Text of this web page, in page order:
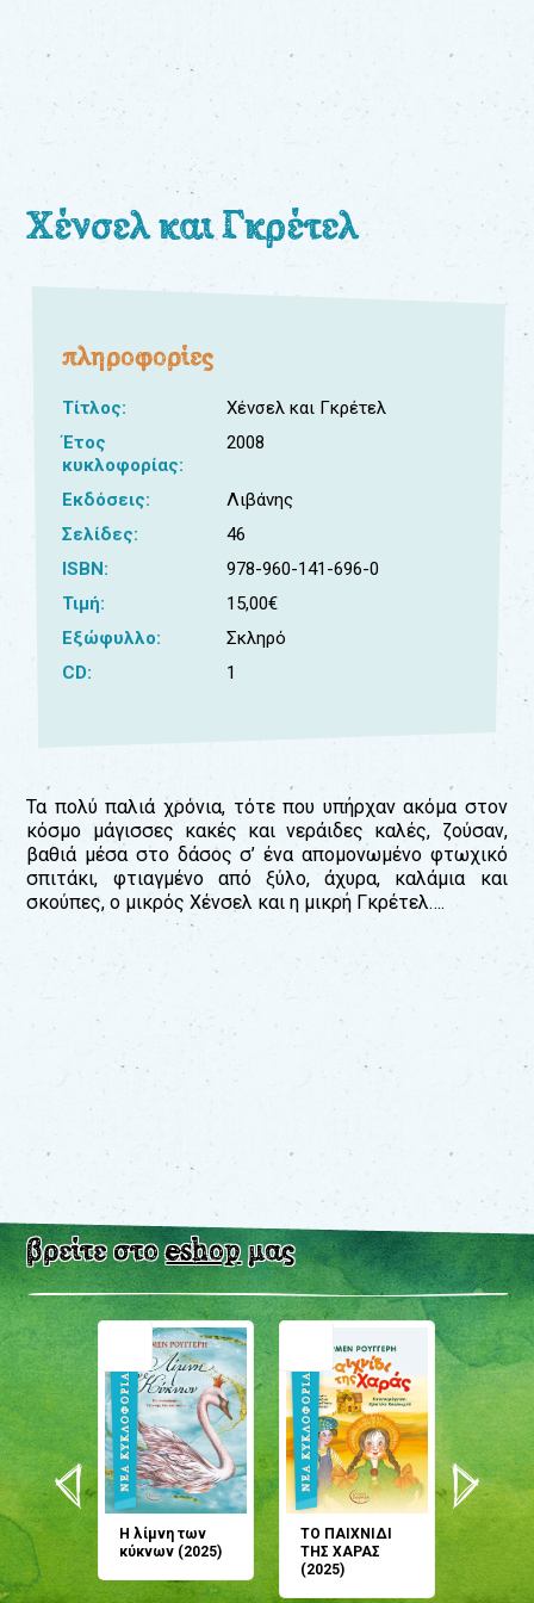
Χένσελ και Γκρέτελ
πληροφορίες
Τίτλος:
Χένσελ και Γκρέτελ
Έτος
κυκλοφορίας:
2008
Εκδόσεις:
Λιβάνης
Σελίδες:
46
ISBN:
978-960-141-696-0
Τιμή:
15,00€
Εξώφυλλο:
Σκληρό
CD:
1
Τα πολύ παλιά χρόνια, τότε που υπήρχαν ακόμα στον
κόσμο μάγισσες κακές και νεράιδες καλές, ζούσαν,
βαθιά μέσα στο δάσος σ’ ένα απομονωμένο φτωχικό
σπιτάκι, φτιαγμένο από ξύλο, άχυρα, καλάμια και
σκούπες, ο μικρός Χένσελ και η μικρή Γκρέτελ….
βρείτε στοeshopμας
Η λίμνη των
κύκνων (2025)
ΤΟ ΠΑΙΧΝΙΔΙ
ΤΗΣ ΧΑΡΑΣ
(2025)
μου;
Βιβλία
Εκπαιδευτικά
Παρακολούθηση
download
Για
τους:
γονείς
εκπαιδευτικούς
συνεργάτες